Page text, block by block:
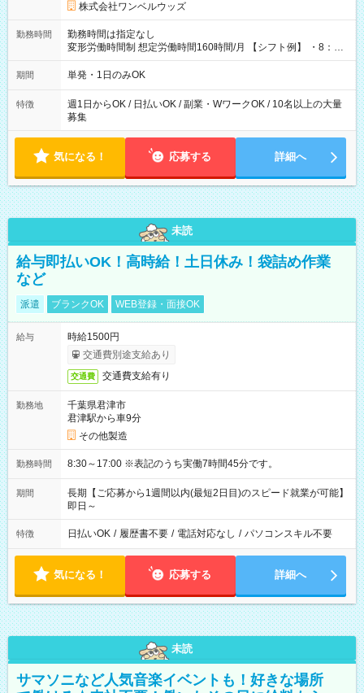
株式会社ワンベルウッズ
勤務時間
勤務時間は指定なし
変形労働時間制 想定労働時間160時間/月 【シフト例】 ・8：00
～21：00
期間 単発・1日のみOK
特徴
週1日からOK / 日払いOK / 副業・WワークOK / 10名以上の大量
募集
気になる！ 応募する 詳細へ
未読
給与即払いOK！高時給！土日休み！袋詰め作業
など
派遣 ブランクOK WEB登録・面接OK
給与
時給1500円
交通費別途支給あり
交通費 交通費支給有り
勤務地
千葉県君津市
君津駅から車9分
その他製造
勤務時間 8:30～17:00 ※表記のうち実働7時間45分です。
期間
長期【ご応募から1週間以内(最短2日目)のスピード就業が可能】
即日～
特徴 日払いOK / 履歴書不要 / 電話対応なし / パソコンスキル不要
気になる！ 応募する 詳細へ
未読
サマソニなど人気音楽イベントも！好きな場所